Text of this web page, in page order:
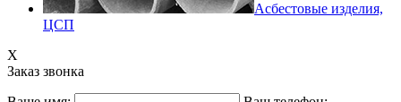
Асбестовые изделия,
ЦСП
X
Заказ звонка